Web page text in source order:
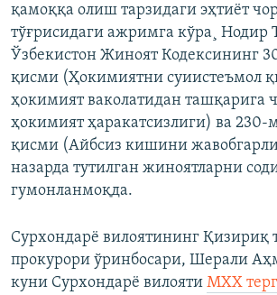
қамоққа олиш тарзидаги эҳтиëт
тўғрисидаги ажримга кўра¸ Нодир
Ўзбекистон Жиноят Кодексининг
қисми (Ҳокимиятни суиистеъмол
ҳокимият ваколатидан ташқарига
ҳокимият ҳаракатсизлиги) ва 230-
қисми (Айбсиз кишини
назарда тутилган жиноятларни
гумонланмоқда.
Сурхондарё вилоятининг Қизириқ
прокурори ўринбосари, Шерали
куни Сурхондарё вилояти МХХ